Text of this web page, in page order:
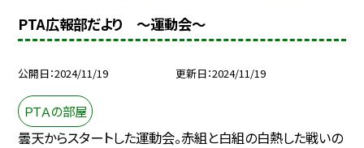
PTA広報部だより 〜運動会〜
公開日 2024/11/19 更新日 2024/11/19
ＰＴＡの部屋
曇天からスタートした運動会。赤組と白組の白熱した戦いの